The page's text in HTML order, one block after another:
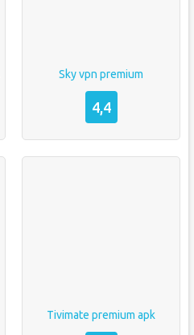
Sky vpn premium
4,4
Tivimate premium apk